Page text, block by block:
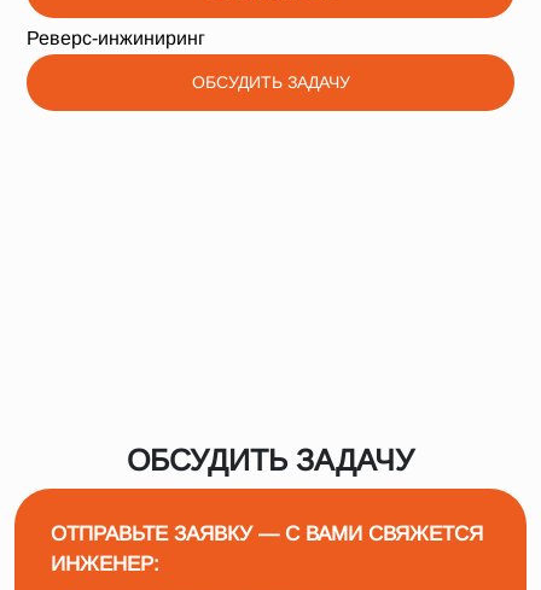
Реверс-инжиниринг
ОБСУДИТЬ ЗАДАЧУ
ОБСУДИТЬ ЗАДАЧУ
ОТПРАВЬТЕ ЗАЯВКУ — С ВАМИ СВЯЖЕТСЯ
ИНЖЕНЕР: